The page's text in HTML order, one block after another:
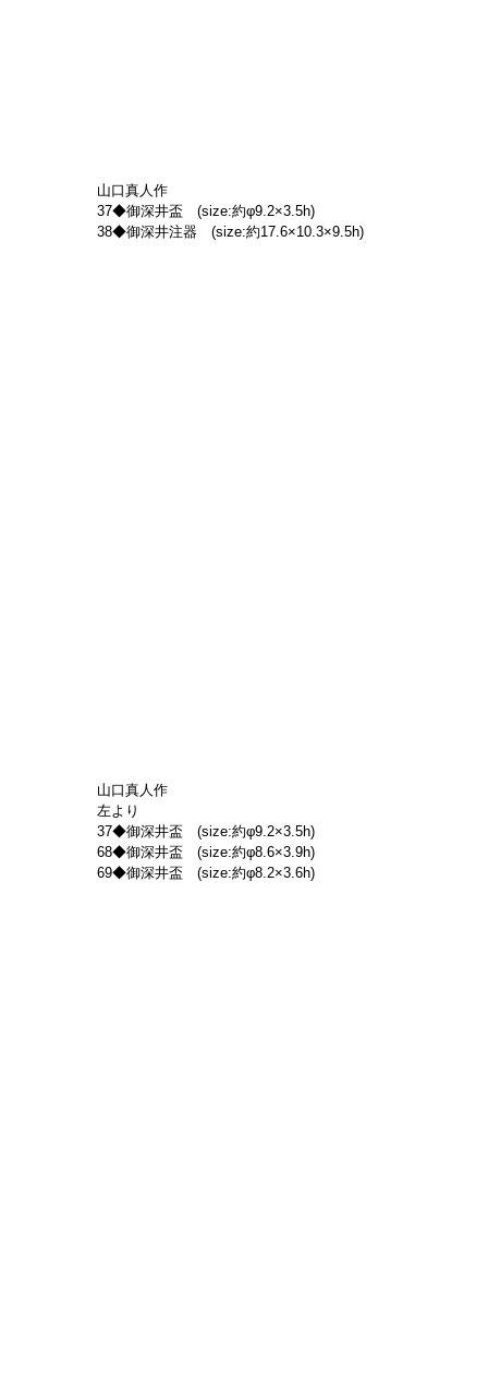
山口真人作
37◆御深井盃　(size:約φ9.2×3.5h)
38◆御深井注器　(size:約17.6×10.3×9.5h)
山口真人作
左より
37◆御深井盃　(size:約φ9.2×3.5h)
68◆御深井盃　(size:約φ8.6×3.9h)
69◆御深井盃　(size:約φ8.2×3.6h)